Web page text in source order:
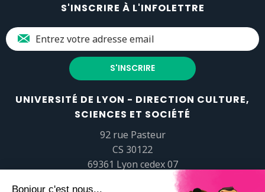
S'INSCRIRE À L'INFOLETTRE
UNIVERSITÉ DE LYON - DIRECTION CULTURE,
SCIENCES ET SOCIÉTÉ
92 rue Pasteur
CS 30122
69361 Lyon cedex 07
popsciences@universite-lyon.fr